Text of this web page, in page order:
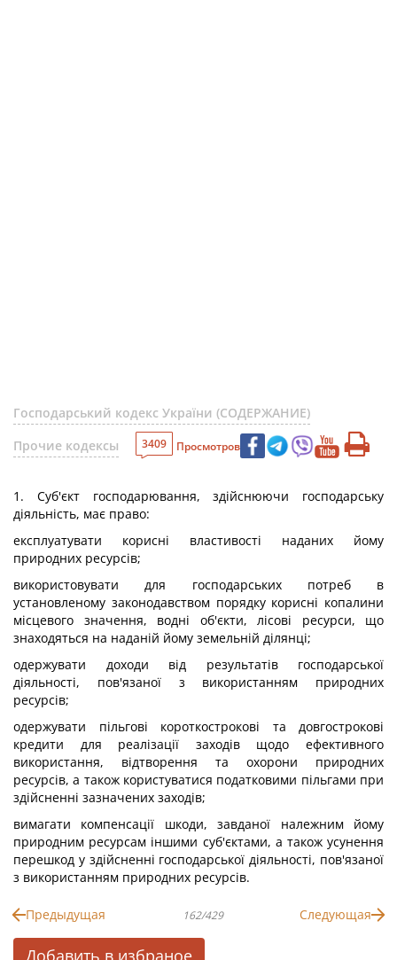
Господарський кодекс України (СОДЕРЖАНИЕ)
Прочие кодексы
3409 Просмотров
1. Суб'єкт господарювання, здійснюючи господарську
діяльність, має право:
експлуатувати корисні властивості наданих йому
природних ресурсів;
використовувати для господарських потреб в
установленому законодавством порядку корисні копалини
місцевого значення, водні об'єкти, лісові ресурси, що
знаходяться на наданій йому земельній ділянці;
одержувати доходи від результатів господарської
діяльності, пов'язаної з використанням природних
ресурсів;
одержувати пільгові короткострокові та довгострокові
кредити для реалізації заходів щодо ефективного
використання, відтворення та охорони природних
ресурсів, а також користуватися податковими пільгами при
здійсненні зазначених заходів;
вимагати компенсації шкоди, завданої належним йому
природним ресурсам іншими суб'єктами, а також усунення
перешкод у здійсненні господарської діяльності, пов'язаної
з використанням природних ресурсів.
Предыдущая 162/429 Следующая
Добавить в избраное